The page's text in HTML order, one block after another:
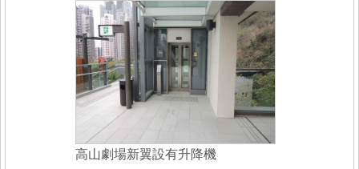
高山劇場新翼設有升降機